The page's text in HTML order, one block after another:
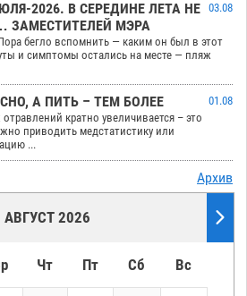
2026. В СЕРЕДИНЕ ЛЕТА НЕ
ЗАМЕСТИТЕЛЕЙ МЭРА
03.08
бегло вспомнить — каким он был в этот
и симптомы остались на месте — пляж
А ПИТЬ – ТЕМ БОЛЕЕ
01.08
кратно увеличивается – это
приводить медстатистику или
...
Архив
АВГУСТ 2026
Чт Пт Сб Вс